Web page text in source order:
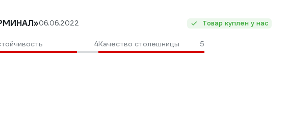
06.06.2022 Товар куплен у нас
4Качество столешницы
5